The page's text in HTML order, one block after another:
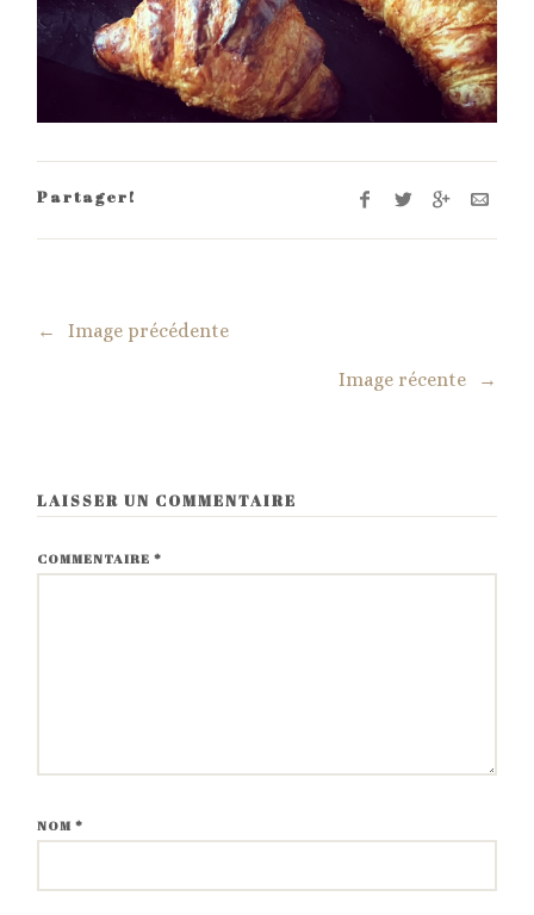
Partager!
← Image précédente
Image récente →
LAISSER UN COMMENTAIRE
COMMENTAIRE*
NOM*